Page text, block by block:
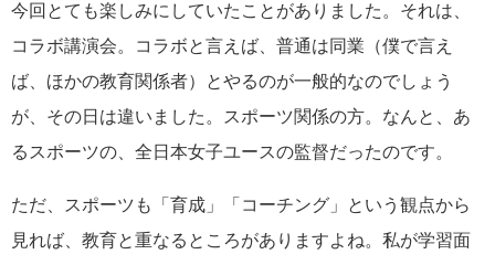
今回とても楽しみにしていたことがありました。それは、
コラボ講演会。コラボと言えば、普通は同業（僕で言え
ば、ほかの教育関係者）とやるのが一般的なのでしょう
が、その日は違いました。スポーツ関係の方。なんと、あ
るスポーツの、全日本女子ユースの監督だったのです。
ただ、スポーツも「育成」「コーチング」という観点から
見れば、教育と重なるところがありますよね。私が学習面